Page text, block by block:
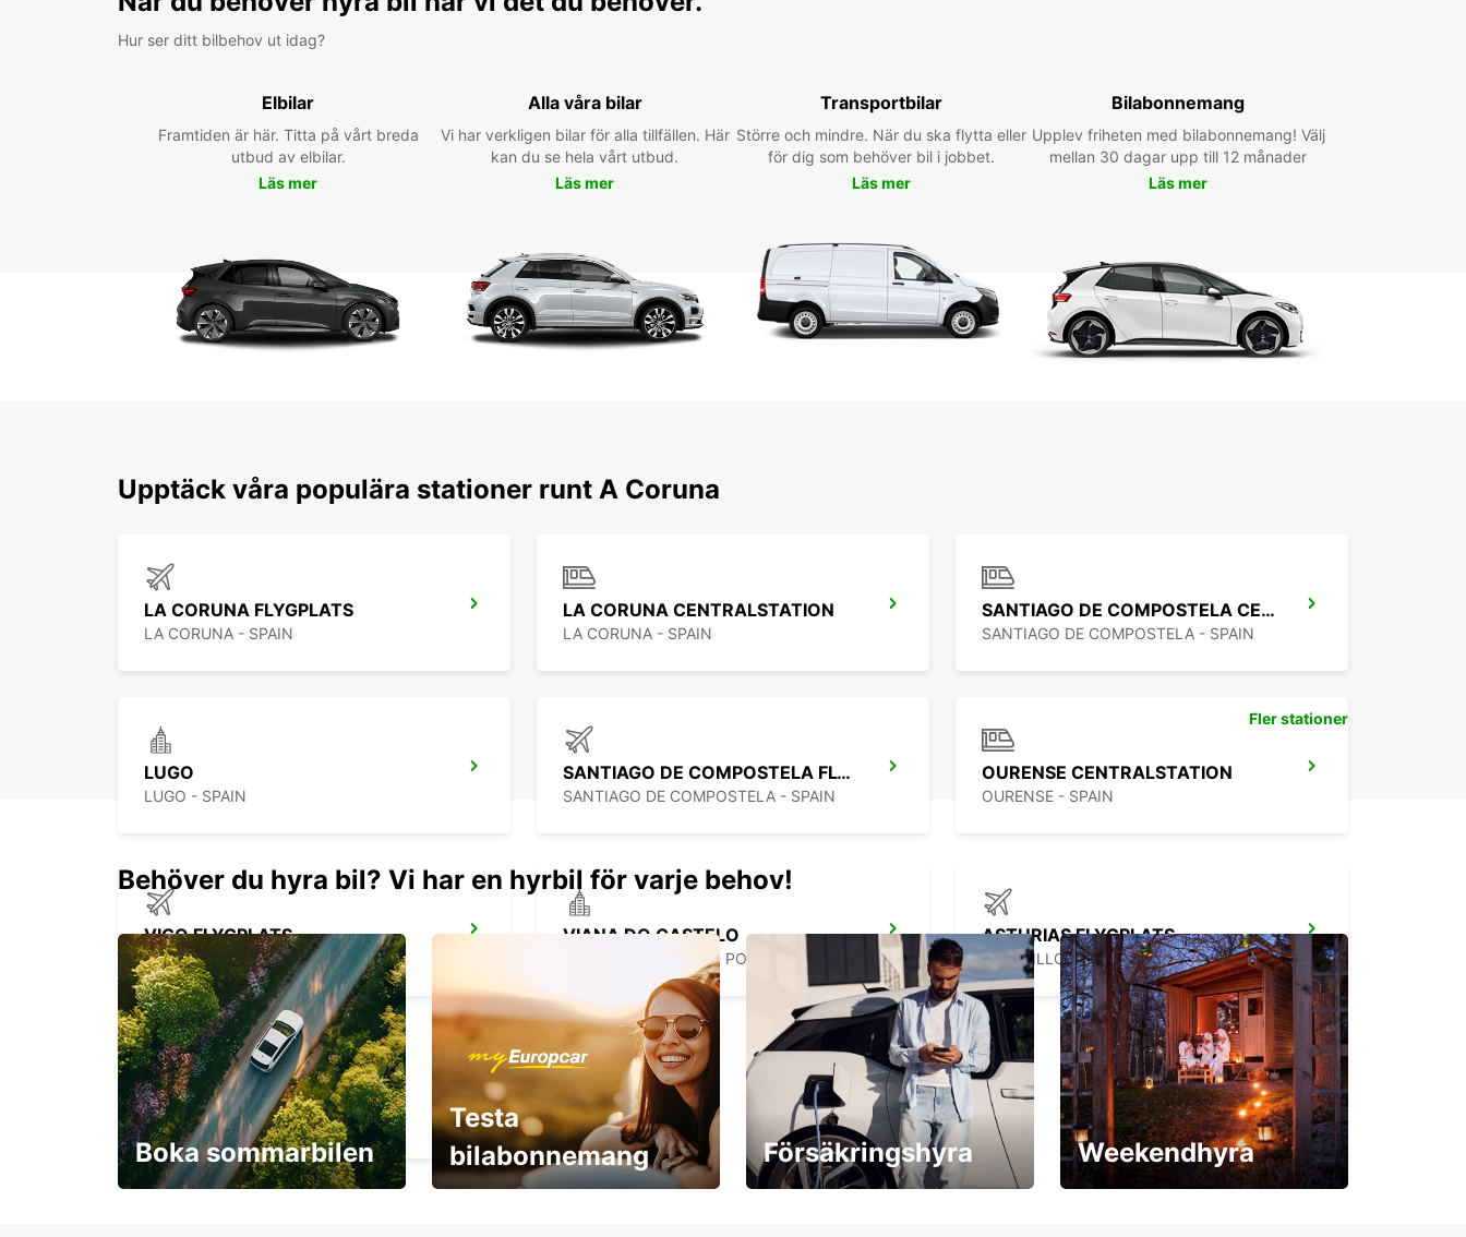
Hur ser ditt bilbehov ut idag?
Elbilar
Framtiden är här. Titta på vårt breda
utbud av elbilar.
Läs mer
Alla våra bilar
Vi har verkligen bilar för alla tillfällen. Här
kan du se hela vårt utbud.
Läs mer
Transportbilar
Större och mindre. När du ska flytta eller
för dig som behöver bil i jobbet.
Läs mer
Bilabonnemang
Upplev friheten med bilabonnemang! Välj
mellan 30 dagar upp till 12 månader
Läs mer
Upptäck våra populära stationer runt A Coruna
LA CORUNA FLYGPLATS
LA CORUNA - SPAIN
LA CORUNA CENTRALSTATION
LA CORUNA - SPAIN
SANTIAGO DE COMPOSTELA CENTRALSTATION
SANTIAGO DE COMPOSTELA - SPAIN
LUGO
LUGO - SPAIN
SANTIAGO DE COMPOSTELA FLYGPLATS
SANTIAGO DE COMPOSTELA - SPAIN
OURENSE CENTRALSTATION
OURENSE - SPAIN
VIGO FLYGPLATS
VIGO - SPAIN
VIANA DO CASTELO
VIANA DO CASTELO - PORTUGAL
ASTURIAS FLYGPLATS
CASTRILLON - SPAIN
BRAGA
BRAGA - PORTUGAL
Fler stationer
Behöver du hyra bil? Vi har en hyrbil för varje behov!
Boka sommarbilen
Testa
bilabonnemang
Försäkringshyra Weekendhyra